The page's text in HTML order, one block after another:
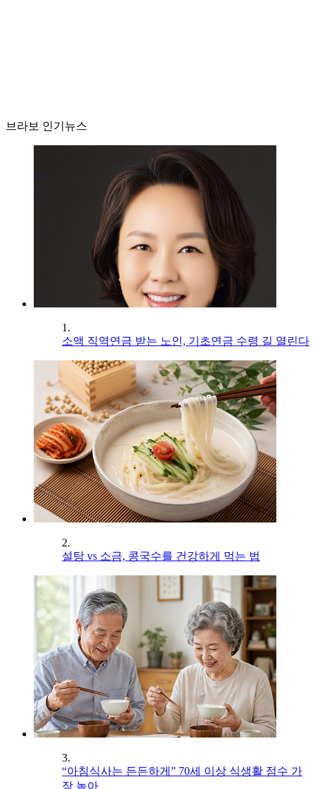
브라보 인기뉴스
1.
소액 직역연금 받는 노인, 기초연금 수령 길 열린다
2.
설탕 vs 소금, 콩국수를 건강하게 먹는 법
3.
“아침식사는 든든하게” 70세 이상 식생활 점수 가
장 높아